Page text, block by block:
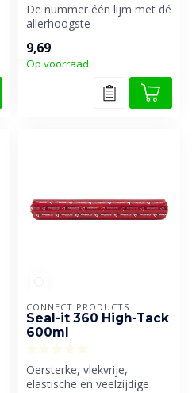
De nummer één lijm met dé
allerhoogste
Ultra High Tack ...
9,69
Op voorraad
CONNECT PRODUCTS
Seal-it 360 High-Tack
600ml
Oersterke, vlekvrije,
elastische en veelzijdige